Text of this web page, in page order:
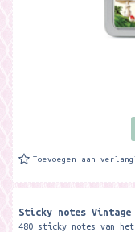
Toevoegen aan
Sticky notes
480 sticky notes van